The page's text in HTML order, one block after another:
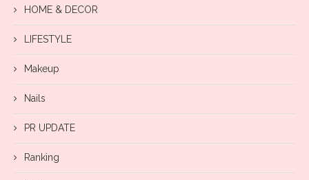
HOME & DECOR
LIFESTYLE
Makeup
Nails
PR UPDATE
Ranking